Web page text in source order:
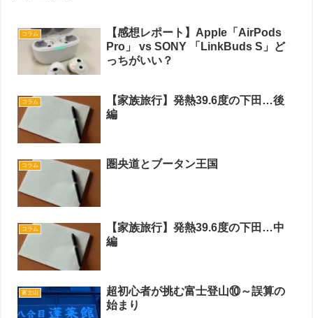
コラム
【感想レポート】Apple「AirPods
Pro」 vs SONY 「LinkBuds S」ど
っちがいい？
コラム
【家族旅行】発熱39.6度の下田…後
編
コラム 圏央道とブータン王国
コラム
【家族旅行】発熱39.6度の下田…中
編
富士山
超初心者が挑む富士登山⑩～誤算の
始まり